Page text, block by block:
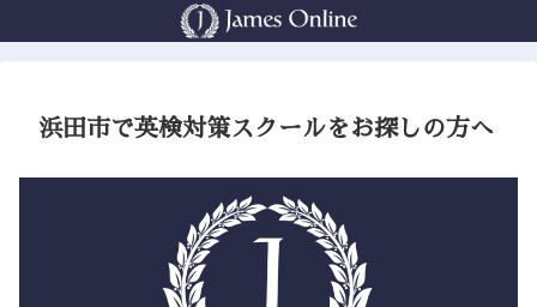
浜田市で英検対策スクールをお探しの方へ